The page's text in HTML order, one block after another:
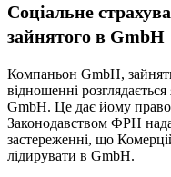
Соціальне
зайнятого в GmbH
Компаньон GmbH,
відношенні
GmbH. Це дає йому право
Законодавством ФРН
застереженні, що
лідирувати в GmbH.